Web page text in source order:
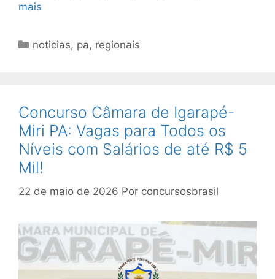
mais
Categorias
noticias, pa, regionais
Concurso Câmara de Igarapé-
Miri PA: Vagas para Todos os
Níveis com Salários de até R$ 5
Mil!
22 de maio de 2026 Por concursosbrasil